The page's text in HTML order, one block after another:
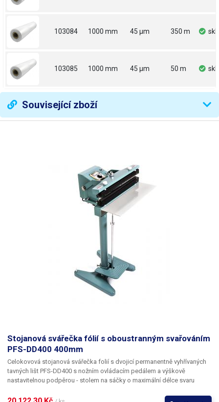
103084 1000 mm 45 µm 350 m
103085 1000 mm 45 µm 50 m
Související zboží
Stojanová svářečka fólií s oboustranným svařováním
PFS-DD400 400mm
Celokovová stojanová svářečka folií s dvojicí permanentně vyhřívaných
tavných lišt PFS-DD400 s nožním ovládacím pedálem a výškově
nastavitelnou podpěrou - stolem na sáčky o maximální délce svaru
svařování a zatavování sáčků, obalů, igelitu na balení zboží a rukávů z PP,